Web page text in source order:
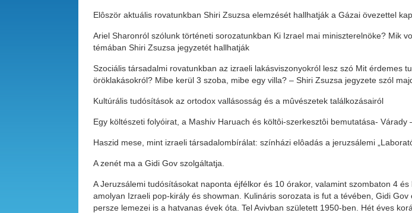
Elôször aktuális rovatunkban Shiri Zsuzsa elemzését hallhatják a Gázai övezettel
Ariel Sharonról szólunk történeti sorozatunkban Ki Izrael mai miniszterelnöke? Mik
témában Shiri Zsuzsa jegyzetét hallhatják
Szociális társadalmi rovatunkban az izraeli lakásviszonyokról lesz szó Mit érdemes
öröklakásokról? Mibe kerül 3 szoba, mibe egy villa? – Shiri Zsuzsa jegyzete szól
Kultúrális tudósítások az ortodox vallásosság és a mûvészetek találkozásairól
Egy költészeti folyóirat, a Mashiv Haruach és költôi-szerkesztôi bemutatása- Várady
Haszid mese, mint izraeli társadalombírálat: színházi elôadás a jeruzsálemi
A zenét ma a Gidi Gov szolgáltatja.
A Jeruzsálemi tudósításokat naponta éjfélkor és 10 órakor, valamint szombaton 4
amolyan Izraeli pop-király és showman. Kulináris sorozata is fut a tévében, Gidi
persze lemezei is a hatvanas évek óta. Tel Avivban született 1950-ben. Hét éves